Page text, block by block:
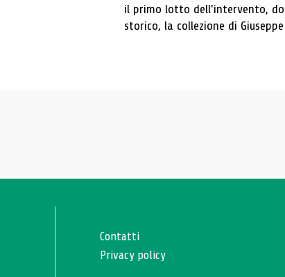
il primo lotto dell'intervento,
storico, la collezione di
Contatti
Privacy policy